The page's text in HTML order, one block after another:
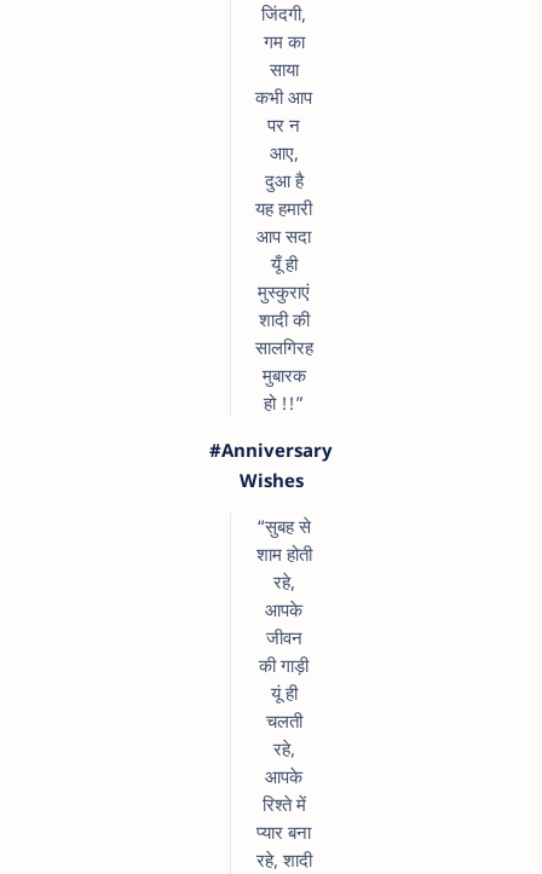
जिंदगी,
गम का
साया
कभी आप
पर न
आए,
दुआ है
यह हमारी
आप सदा
यूँ ही
मुस्कुराएं
शादी की
सालगिरह
मुबारक
हो !!”
#Anniversary
Wishes
“सुबह से
शाम होती
रहे,
आपके
जीवन
की गाड़ी
यूं ही
चलती
रहे,
आपके
रिश्ते में
प्यार बना
रहे, शादी